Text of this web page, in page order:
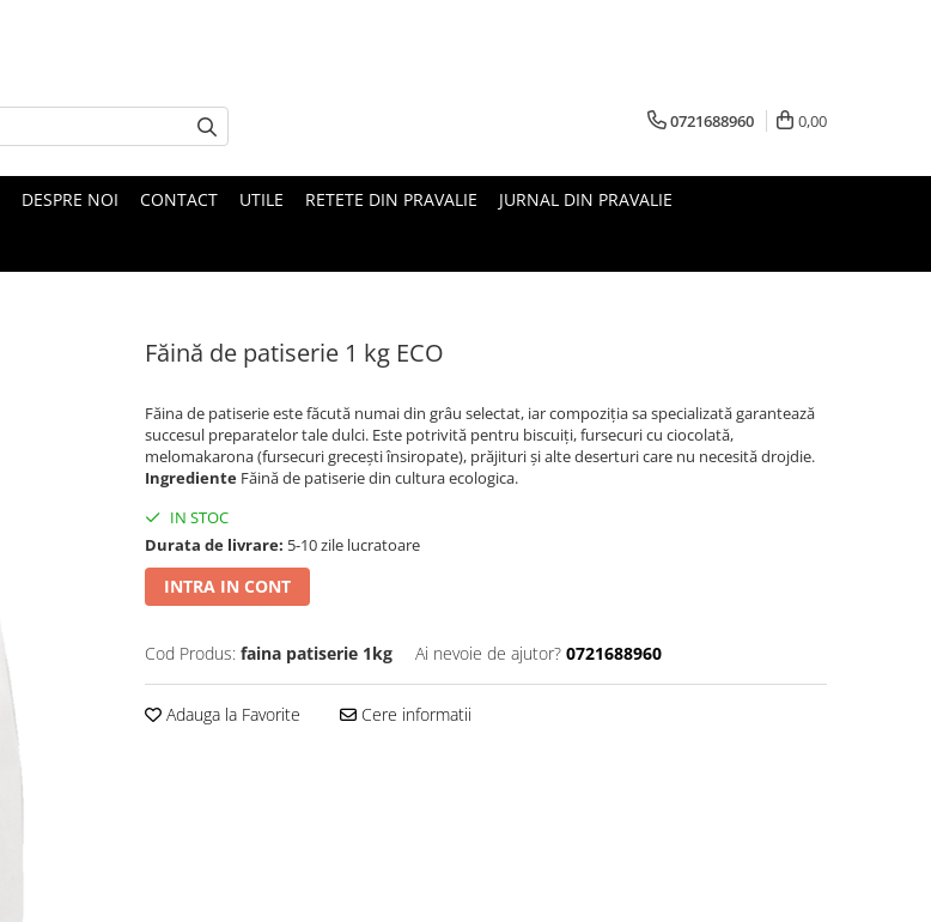
0721688960 0,00
DESPRE NOI CONTACT UTILE RETETE DIN PRAVALIE JURNAL DIN PRAVALIE
Făină de patiserie 1 kg ECO
Făina de patiserie este făcută numai din grâu selectat, iar compoziția sa specializată garantează
succesul preparatelor tale dulci. Este potrivită pentru biscuiți, fursecuri cu ciocolată,
melomakarona (fursecuri grecești însiropate), prăjituri și alte deserturi care nu necesită drojdie.
Ingrediente Făină de patiserie din cultura ecologica.
IN STOC
Durata de livrare: 5-10 zile lucratoare
INTRA IN CONT
Cod Produs: faina patiserie 1kg Ai nevoie de ajutor? 0721688960
Adauga la Favorite Cere informatii